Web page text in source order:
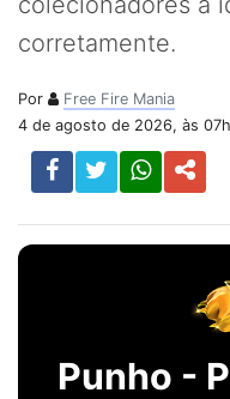
corretamente.
Por
Free Fire Mania
4 de agosto de 2026, às
Punho -